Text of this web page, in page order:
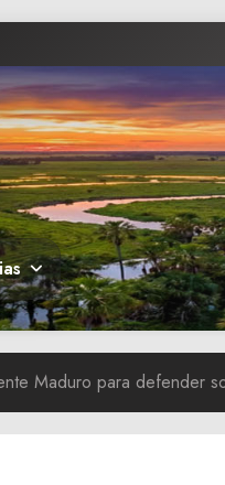
Maduro para defender